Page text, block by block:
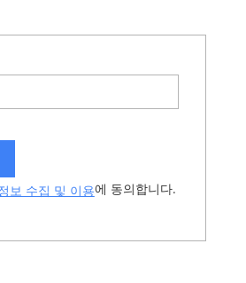
보 수집 및 이용에 동의합니다.